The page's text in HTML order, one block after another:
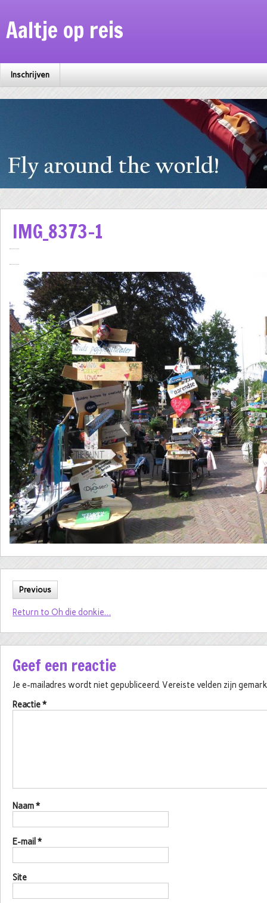
Aaltje op reis
Inschrijven
IMG_8373-1
Previous
Return to Oh die donkie…
Geef een reactie
Je e-mailadres wordt niet gepubliceerd. Vereiste velden zijn
Reactie*
Naam*
E-mail *
Site